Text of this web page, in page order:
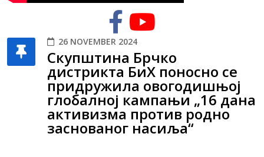
26 NOVEMBER 2024
Скупштина Брчко
дистрикта БиХ поносно се
придружила овогодишњој
глобалној кампањи „16 дана
активизма против родно
заснованог насиља“